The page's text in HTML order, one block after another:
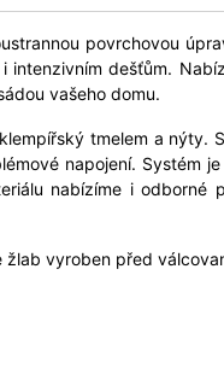
povrchovou
intenzivním dešťům.
vašeho domu.
tmelem a nýty.
napojení. Systém
nabízíme i odborné
vyroben před